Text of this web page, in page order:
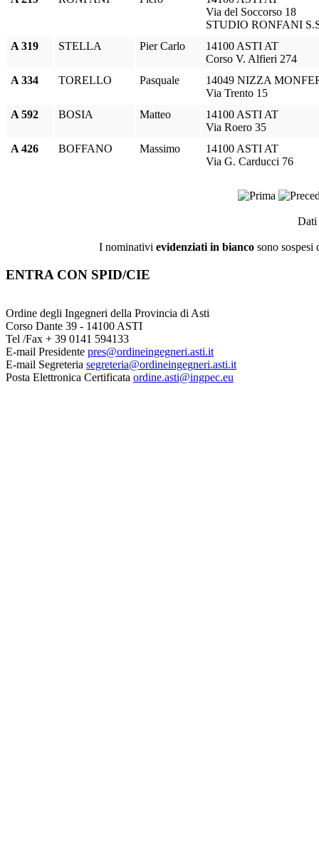
Via del Soccorso 18
STUDIO RONFANI
A 319
STELLA Pier Carlo
14100 ASTI AT
Corso V. Alfieri 274
A 334
TORELLO Pasquale
14049 NIZZA
Via Trento 15
A 592
BOSIA Matteo
14100 ASTI AT
Via Roero 35
A 426
BOFFANO Massimo
14100 ASTI AT
Via G. Carducci 76
Dati
I nominativi evidenziati in bianco sono sospesi
ENTRA CON SPID/CIE
Ordine degli Ingegneri della Provincia di Asti
Corso Dante 39 - 14100 ASTI
Tel /Fax + 39 0141 594133
E-mail Presidente pres@ordineingegneri.asti.it
E-mail Segreteria segreteria@ordineingegneri.asti.it
Posta Elettronica Certificata ordine.asti@ingpec.eu